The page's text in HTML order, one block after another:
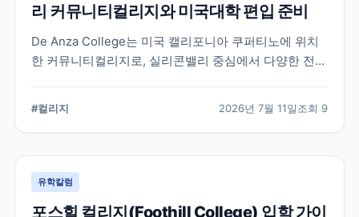
리 커뮤니티컬리지와 미국대학 편입 준비
De Anza College는 미국 캘리포니아 쿠퍼티노에 위치
한 커뮤니티컬리지로, 실리콘밸리 중심에서 다양한 전공
으로 정리했습니다.
#컬리지 2026년 7월 11일조회 9
유학칼럼
포스힐 컬리지(Foothill College) 입학 가이